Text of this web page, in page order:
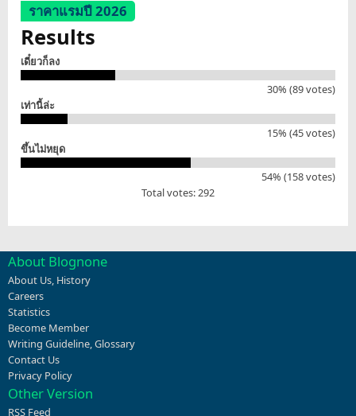
ราคาแรมปี 2026
Results
เดี๋ยวก็ลง
30% (89 votes)
เท่านี้ล่ะ
15% (45 votes)
ขึ้นไม่หยุด
54% (158 votes)
Total votes: 292
About Blognone
About Us History
Careers
Statistics
Become Member
Writing Guideline Glossary
Contact Us
Privacy Policy
Other Version
RSS Feed